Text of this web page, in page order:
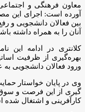
معاون فرهنگی و
آورده است: اجرای این
بین فعالان دانشجویی و
آنان را به همراه داشته
کلانتری در ادامه این
بهره‌گیری از ظرفیت
ورود فعالان دانشجویی
وی در پایان خواستار
گیری از این فرصت و
کارآفرینی و اشتغال